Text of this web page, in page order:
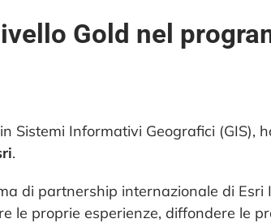
Gold nel
Sistemi Informativi Geografici
.
di partnership internazionale di
le proprie esperienze, diffondere le